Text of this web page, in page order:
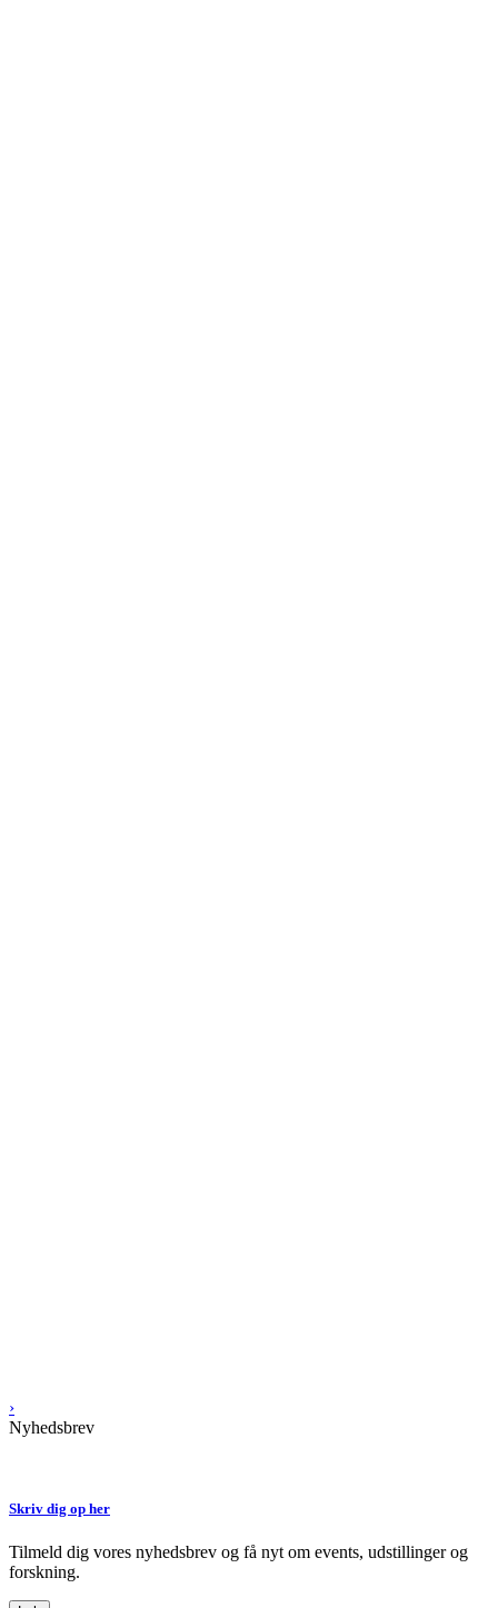
›
Nyhedsbrev
Skriv dig op her
Tilmeld dig vores nyhedsbrev og få nyt om events, udstillinger og
forskning.